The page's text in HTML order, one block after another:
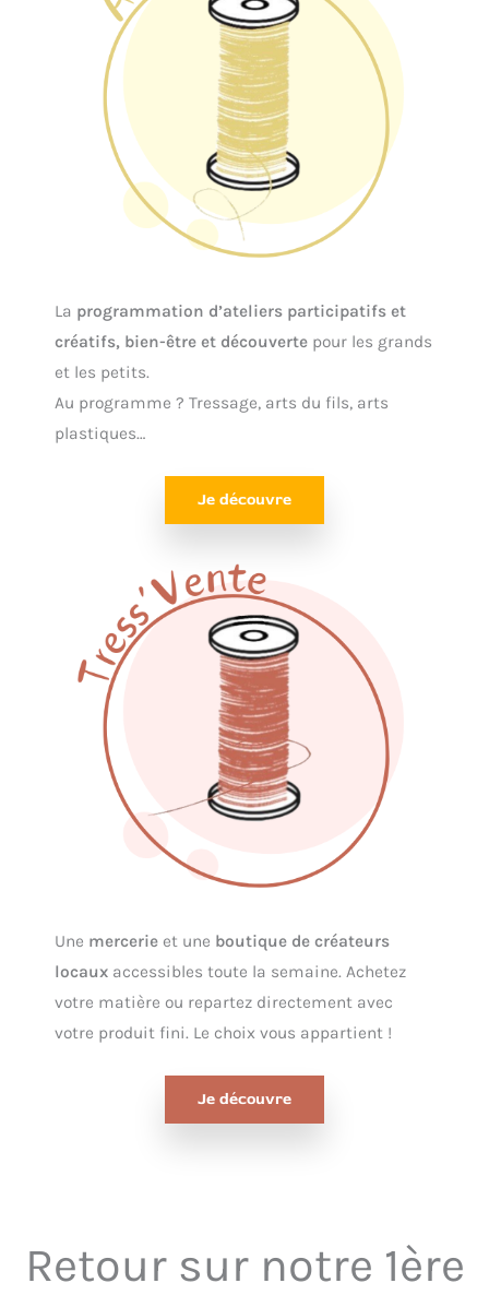
La programmation d’ateliers participatifs et
créatifs, bien-être et découverte pour les grands
et les petits.
Au programme ? Tressage, arts du fils, arts
plastiques…
Je découvre
Une mercerie et une boutique de créateurs
locaux accessibles toute la semaine. Achetez
votre matière ou repartez directement avec
votre produit fini. Le choix vous appartient !
Je découvre
Retour sur notre 1ère